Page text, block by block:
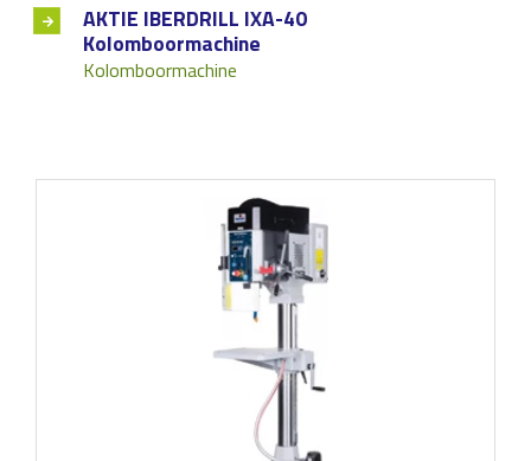
AKTIE IBERDRILL IXA-40
Kolomboormachine
Kolomboormachine